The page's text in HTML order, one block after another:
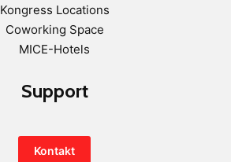
Kongress Locations
Coworking Space
MICE-Hotels
Support
Kontakt